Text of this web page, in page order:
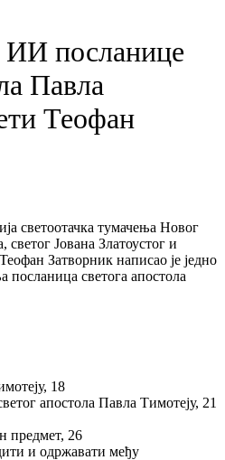
посланице
Павла
Теофан
светоотачка тумачења Новог
светог Јована Златоустог и
Затворник написао је једно
посланица светога апостола
18
апостола Павла Тимотеју, 21
предмет, 26
и одржавати међу